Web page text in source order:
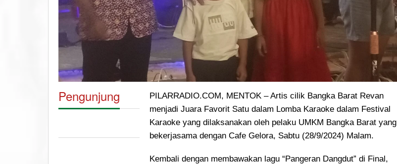
Pengunjung
PILARRADIO.COM, MENTOK – Artis cilik Bangka Barat Revan
menjadi Juara Favorit Satu dalam Lomba Karaoke dalam Festival
Karaoke yang dilaksanakan oleh pelaku UMKM Bangka Barat yang
bekerjasama dengan Cafe Gelora, Sabtu (28/9/2024) Malam.
Kembali dengan membawakan lagu “Pangeran Dangdut” di Final,